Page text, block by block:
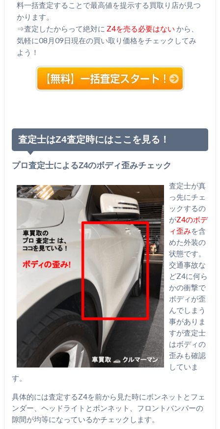
料一括査定することで最高値を提示する買取り店が見つ
かります。
⇒査定したからって絶対に Z4を売る必要はない から、
気軽に08月09日現在の買い取り価格をチェックしてみ
よう！
査定士はZ4査定時にはここを見る！
プロ査定士によるZ4のボディ歪みチェック
査定士が真
っ先にチェ
ックするの
がZ4のボデ
ィ歪みを含
めた外装の
状態です。
交通事故な
どZ4に何ら
かの衝撃で
ボディが歪
んでしまう
事がありま
すが査定士
はボディの
歪みも確認
していま
す。
具体的には査定するZ4を前から見た時にボンネットとフェ
ンダー、ヘッドライトとボンネット、フロントバンパーの
隙間が均等になっているかチェックします。